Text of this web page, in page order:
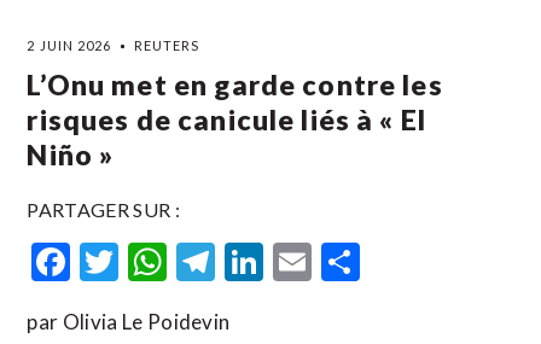
2 JUIN 2026 REUTERS
L’Onu met en garde contre les
risques de canicule liés à « El
Niño »
PARTAGER SUR :
Facebook
Twitter
WhatsApp
Telegram
LinkedIn
Email
par Olivia Le Poidevin